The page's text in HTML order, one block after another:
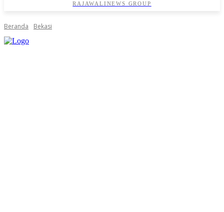
RAJAWALINEWS GROUP
Beranda Bekasi